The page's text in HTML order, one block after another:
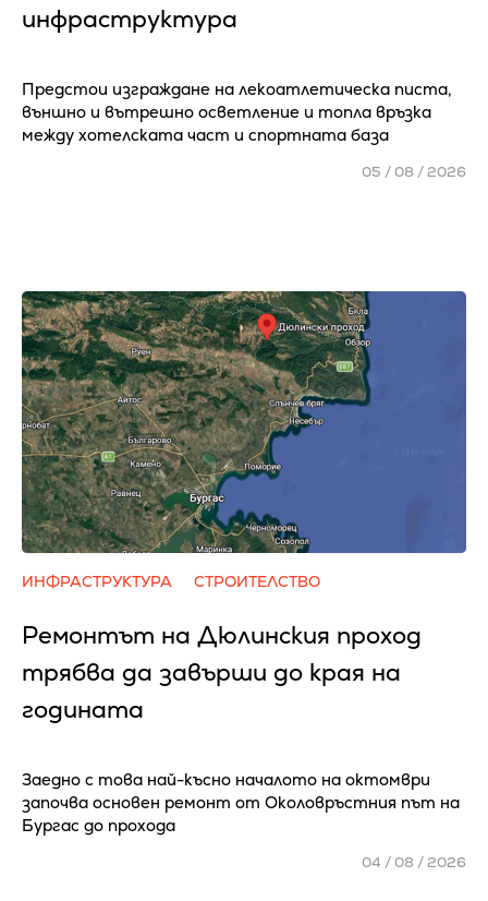
инфраструктура
Предстои изграждане на лекоатлетическа писта,
външно и вътрешно осветление и топла връзка
между хотелската част и спортната база
05 / 08 / 2026
ИНФРАСТРУКТУРА СТРОИТЕЛСТВО
Ремонтът на Дюлинския проход
трябва да завърши до края на
годината
Заедно с това най-късно началото на октомври
започва основен ремонт от Околовръстния път на
Бургас до прохода
04 / 08 / 2026